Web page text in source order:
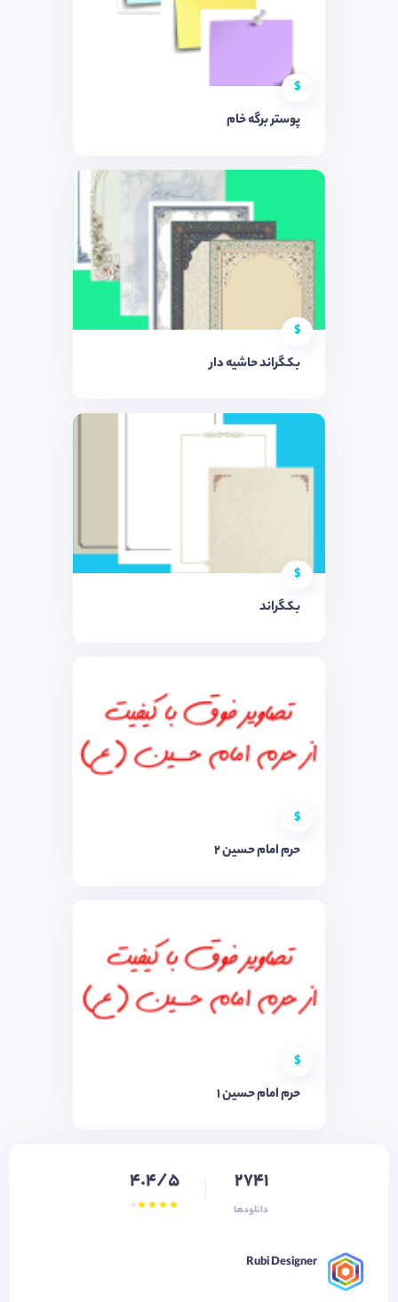
$
پوستر برگه خام
$
بکگراند حاشیه دار
$
بکگراند
$
حرم امام حسین ۲
$
حرم امام حسین ۱
2741
دانلودها
4.4/5
Rubi Designer